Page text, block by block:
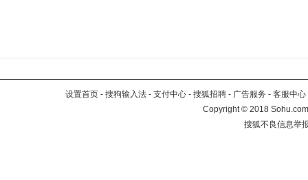
设置首页 - 搜狗输入法 - 支付中心 - 搜狐招聘 - 广告服务 - 客服中心
Copyright©2018
搜狐不良信息举